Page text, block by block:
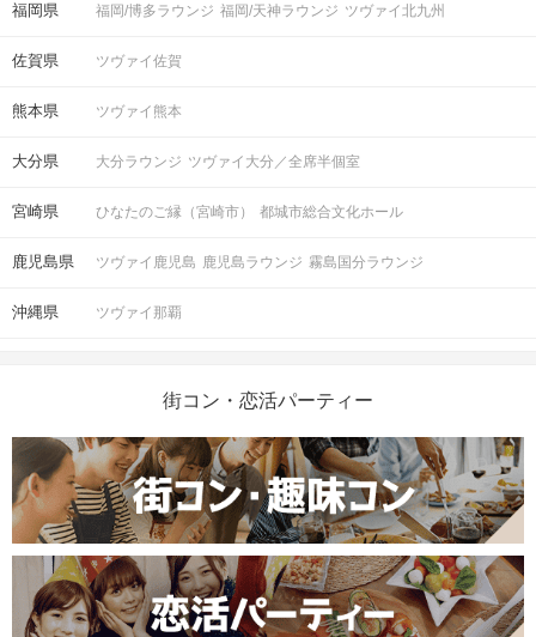
福岡県 福岡/博多ラウンジ 福岡/天神ラウンジ ツヴァイ北九州
佐賀県 ツヴァイ佐賀
熊本県 ツヴァイ熊本
大分県 大分ラウンジ ツヴァイ大分／全席半個室
宮崎県 ひなたのご縁（宮崎市） 都城市総合文化ホール
鹿児島県 ツヴァイ鹿児島 鹿児島ラウンジ 霧島国分ラウンジ
沖縄県 ツヴァイ那覇
街コン・恋活パーティー